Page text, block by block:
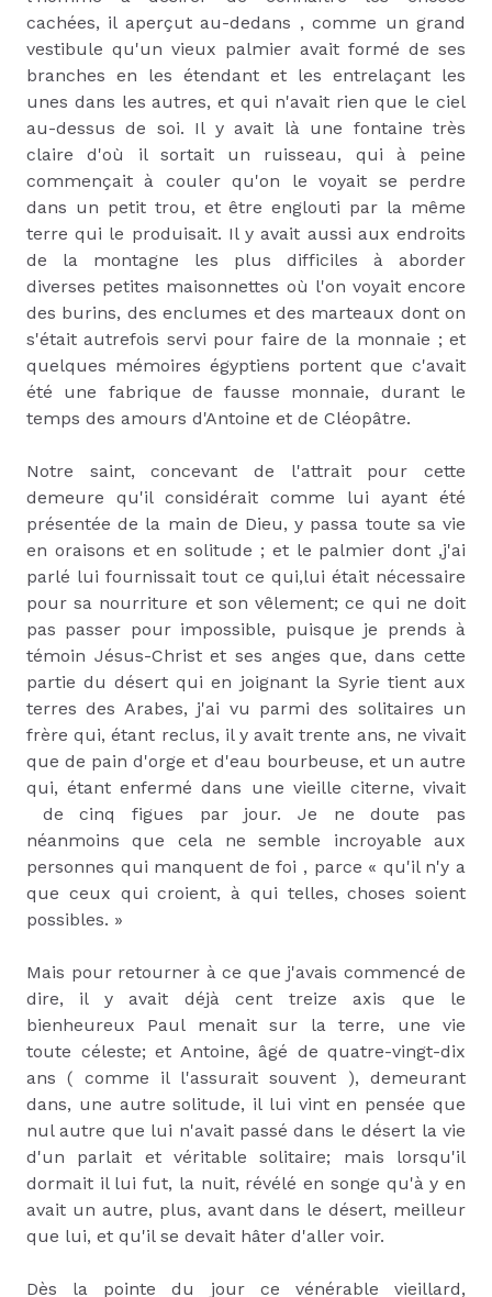
cachées, il aperçut au-dedans , comme un grand
vestibule qu'un vieux palmier avait formé de ses
branches en les étendant et les entrelaçant les
unes dans les autres, et qui n'avait rien que le ciel
au-dessus de soi. Il y avait là une fontaine très
claire d'où il sortait un ruisseau, qui à peine
commençait à couler qu'on le voyait se perdre
dans un petit trou, et être englouti par la même
terre qui le produisait. Il y avait aussi aux endroits
de la montagne les plus difficiles à aborder
diverses petites maisonnettes où l'on voyait encore
des burins, des enclumes et des marteaux dont on
s'était autrefois servi pour faire de la monnaie ; et
quelques mémoires égyptiens portent que c'avait
été une fabrique de fausse monnaie, durant le
temps des amours d'Antoine et de Cléopâtre.
Notre saint, concevant de l'attrait pour cette
demeure qu'il considérait comme lui ayant été
présentée de la main de Dieu, y passa toute sa vie
en oraisons et en solitude ; et le palmier dont ,j'ai
parlé lui fournissait tout ce qui,lui était nécessaire
pour sa nourriture et son vêlement; ce qui ne doit
pas passer pour impossible, puisque je prends à
témoin Jésus-Christ et ses anges que, dans cette
partie du désert qui en joignant la Syrie tient aux
terres des Arabes, j'ai vu parmi des solitaires un
frère qui, étant reclus, il y avait trente ans, ne vivait
que de pain d'orge et d'eau bourbeuse, et un autre
qui, étant enfermé dans une vieille citerne, vivait
de cinq figues par jour. Je ne doute pas
néanmoins que cela ne semble incroyable aux
personnes qui manquent de foi , parce « qu'il n'y a
que ceux qui croient, à qui telles, choses soient
possibles. »
Mais pour retourner à ce que j'avais commencé de
dire, il y avait déjà cent treize axis que le
bienheureux Paul menait sur la terre, une vie
toute céleste; et Antoine, âgé de quatre-vingt-dix
ans ( comme il l'assurait souvent ), demeurant
dans, une autre solitude, il lui vint en pensée que
nul autre que lui n'avait passé dans le désert la vie
d'un parlait et véritable solitaire; mais lorsqu'il
dormait il lui fut, la nuit, révélé en songe qu'à y en
avait un autre, plus, avant dans le désert, meilleur
que lui, et qu'il se devait hâter d'aller voir.
Dès la pointe du jour ce vénérable vieillard,